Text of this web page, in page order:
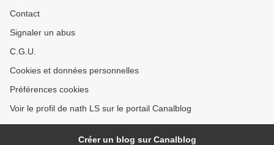
Contact
Signaler un abus
C.G.U.
Cookies et données personnelles
Préférences cookies
Voir le profil de nath LS sur le portail Canalblog
Créer un blog sur Canalblog